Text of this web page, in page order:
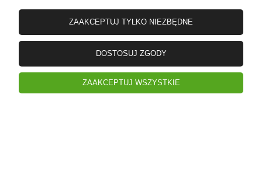
INFORMACJE
O FIRMIE
ZAAKCEPTUJ TYLKO NIEZBĘDNE
DOSTOSUJ ZGODY
ZAAKCEPTUJ WSZYSTKIE